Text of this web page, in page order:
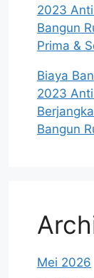
2023
Bangun
Prima &
Biaya
2023
Bangun
Mei 2026